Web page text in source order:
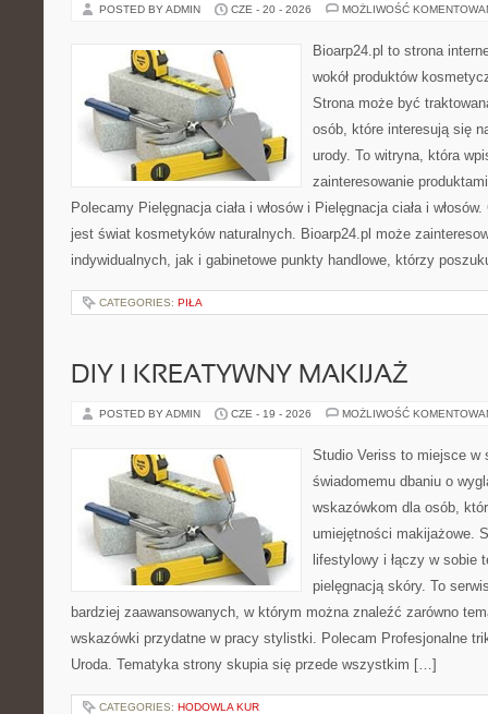
POSTED BY ADMIN CZE - 20 - 2026 MOŻLIWOŚĆ
Bioarp24.pl to strona
wokół produktów
Strona może być
osób, które interesują się
urody. To witryna, która
zainteresowanie
Polecamy Pielęgnacja ciała i włosów i Pielęgnacja ciała i
jest świat kosmetyków naturalnych. Bioarp24.pl może
indywidualnych, jak i gabinetowe punkty handlowe, którzy
CATEGORIES: PIŁA
DIY I KREATYWNY MAKIJAŻ
POSTED BY ADMIN CZE - 19 - 2026 MOŻLIWOŚĆ
Studio Veriss to miejsce w
świadomemu dbaniu o
wskazówkom dla osób,
umiejętności makijażowe.
lifestylowy i łączy w sobie
pielęgnacją skóry. To
bardziej zaawansowanych, w którym można znaleźć zarówno
wskazówki przydatne w pracy stylistki. Polecam Profesjonalne
Uroda. Tematyka strony skupia się przede wszystkim […]
CATEGORIES: HODOWLA KUR